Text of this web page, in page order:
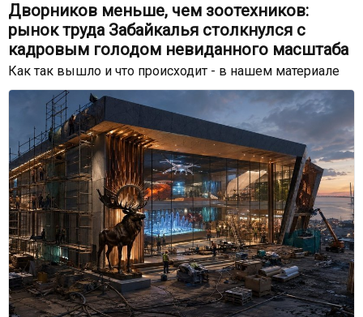
Дворников меньше, чем зоотехников:
рынок труда Забайкалья столкнулся с
кадровым голодом невиданного масштаба
Как так вышло и что происходит - в нашем материале